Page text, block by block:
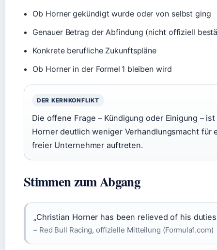
Ob Horner gekündigt wurde oder von selbst ging
Genauer Betrag der Abfindung (nicht offiziell
Konkrete berufliche Zukunftspläne
Ob Horner in der Formel 1 bleiben wird
DER KERNKONFLIKT
Die offene Frage – Kündigung oder Einigung –
Horner deutlich weniger Verhandlungsmacht für
freier Unternehmer auftreten.
Stimmen zum Abgang
„Christian Horner has been relieved of his
– Red Bull Racing, offizielle Mitteilung (Formula1.com)